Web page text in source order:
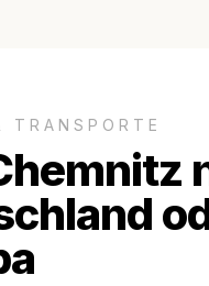
TRANSPORTE